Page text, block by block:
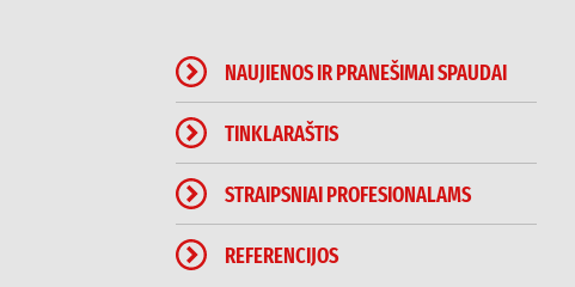
NAUJIENOS IR PRANEŠIMAI SPAUDAI
TINKLARAŠTIS
STRAIPSNIAI PROFESIONALAMS
REFERENCIJOS